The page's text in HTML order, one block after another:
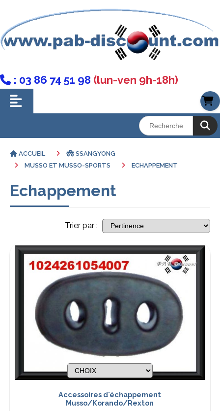
 : 03 86 74 51 98 (lun-ven 9h-18h)
ACCUEIL
SSANGYONG
MUSSO ET MUSSO-SPORTS
ECHAPPEMENT
Echappement
Trier par :
Accessoires d'échappement
Musso/Korando/Rexton